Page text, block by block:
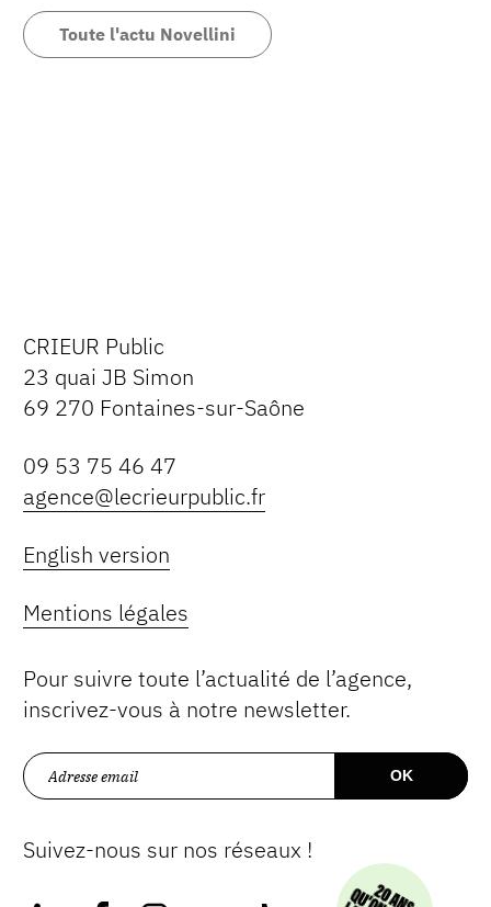
Toute l'actu Novellini
CRIEUR Public
23 quai JB Simon
69 270 Fontaines-sur-Saône
09 53 75 46 47
agence@lecrieurpublic.fr
English version
Mentions légales
Pour suivre toute l’actualité de l’agence,
inscrivez-vous à notre newsletter.
Suivez-nous sur nos réseaux !